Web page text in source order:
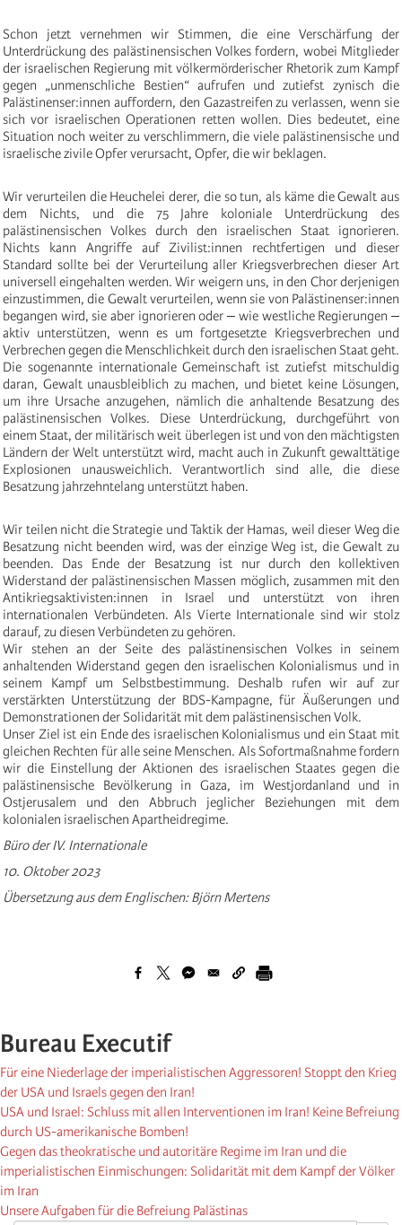
Schon jetzt vernehmen wir Stimmen, die eine Verschärfung der
Unterdrückung des palästinensischen Volkes fordern, wobei Mitglieder
der israelischen Regierung mit völkermörderischer Rhetorik zum Kampf
gegen „unmenschliche Bestien“ aufrufen und zutiefst zynisch die
Palästinenser:innen auffordern, den Gazastreifen zu verlassen, wenn sie
sich vor israelischen Operationen retten wollen. Dies bedeutet, eine
Situation noch weiter zu verschlimmern, die viele palästinensische und
israelische zivile Opfer verursacht, Opfer, die wir beklagen.
Wir verurteilen die Heuchelei derer, die so tun, als käme die Gewalt aus
dem Nichts, und die 75 Jahre koloniale Unterdrückung des
palästinensischen Volkes durch den israelischen Staat ignorieren.
Nichts kann Angriffe auf Zivilist:innen rechtfertigen und dieser
Standard sollte bei der Verurteilung aller Kriegsverbrechen dieser Art
universell eingehalten werden. Wir weigern uns, in den Chor derjenigen
einzustimmen, die Gewalt verurteilen, wenn sie von Palästinenser:innen
begangen wird, sie aber ignorieren oder ‒ wie westliche Regierungen ‒
aktiv unterstützen, wenn es um fortgesetzte Kriegsverbrechen und
Verbrechen gegen die Menschlichkeit durch den israelischen Staat geht.
Die sogenannte internationale Gemeinschaft ist zutiefst mitschuldig
daran, Gewalt unausbleiblich zu machen, und bietet keine Lösungen,
um ihre Ursache anzugehen, nämlich die anhaltende Besatzung des
palästinensischen Volkes. Diese Unterdrückung, durchgeführt von
einem Staat, der militärisch weit überlegen ist und von den mächtigsten
Ländern der Welt unterstützt wird, macht auch in Zukunft gewalttätige
Explosionen unausweichlich. Verantwortlich sind alle, die diese
Besatzung jahrzehntelang unterstützt haben.
Wir teilen nicht die Strategie und Taktik der Hamas, weil dieser Weg die
Besatzung nicht beenden wird, was der einzige Weg ist, die Gewalt zu
beenden. Das Ende der Besatzung ist nur durch den kollektiven
Widerstand der palästinensischen Massen möglich, zusammen mit den
Antikriegsaktivisten:innen in Israel und unterstützt von ihren
internationalen Verbündeten. Als Vierte Internationale sind wir stolz
darauf, zu diesen Verbündeten zu gehören.
Wir stehen an der Seite des palästinensischen Volkes in seinem
anhaltenden Widerstand gegen den israelischen Kolonialismus und in
seinem Kampf um Selbstbestimmung. Deshalb rufen wir auf zur
verstärkten Unterstützung der BDS-Kampagne, für Äußerungen und
Demonstrationen der Solidarität mit dem palästinensischen Volk.
Unser Ziel ist ein Ende des israelischen Kolonialismus und ein Staat mit
gleichen Rechten für alle seine Menschen. Als Sofortmaßnahme fordern
wir die Einstellung der Aktionen des israelischen Staates gegen die
palästinensische Bevölkerung in Gaza, im Westjordanland und in
Ostjerusalem und den Abbruch jeglicher Beziehungen mit dem
kolonialen israelischen Apartheidregime.
Büro der IV. Internationale
10. Oktober 2023
Übersetzung aus dem Englischen: Björn Mertens
Bureau Executif
Für eine Niederlage der imperialistischen Aggressoren! Stoppt den Krieg
der USA und Israels gegen den Iran!
USA und Israel: Schluss mit allen Interventionen im Iran! Keine Befreiung
durch US-amerikanische Bomben!
Gegen das theokratische und autoritäre Regime im Iran und die
imperialistischen Einmischungen: Solidarität mit dem Kampf der Völker
im Iran
Unsere Aufgaben für die Befreiung Palästinas